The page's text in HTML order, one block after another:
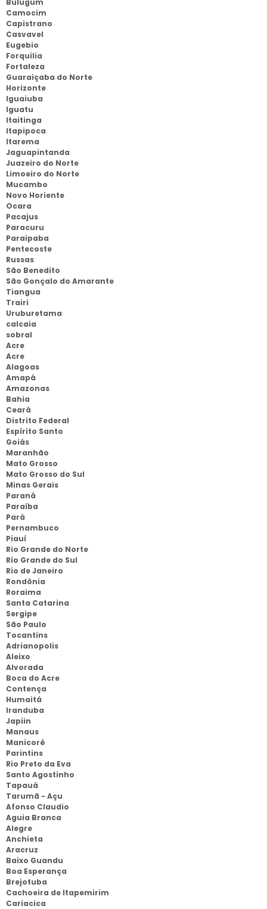
Bulugum
Camocim
Capistrano
Casvavel
Eugebio
Forquilia
Fortaleza
Guaraiçaba do Norte
Horizonte
Iguaiuba
Iguatu
Itaitinga
Itapipoca
Itarema
Jaguapintanda
Juazeiro do Norte
Limoeiro do Norte
Mucambo
Novo Horiente
Ocara
Pacajus
Paracuru
Paraipaba
Pentecoste
Russas
São Benedito
São Gonçalo do Amarante
Tiangua
Trairi
Uruburetama
calcaia
sobral
Acre
Acre
Alagoas
Amapá
Amazonas
Bahia
Ceará
Distrito Federal
Espírito Santo
Goiás
Maranhão
Mato Grosso
Mato Grosso do Sul
Minas Gerais
Paraná
Paraíba
Pará
Pernambuco
Piauí
Rio Grande do Norte
Rio Grande do Sul
Rio de Janeiro
Rondônia
Roraima
Santa Catarina
Sergipe
São Paulo
Tocantins
Adrianopolis
Aleixo
Alvorada
Boca do Acre
Contença
Humaitá
Iranduba
Japiin
Manaus
Manicoré
Parintins
Rio Preto da Eva
Santo Agostinho
Tapauá
Tarumã - Açu
Afonso Claudio
Aguia Branca
Alegre
Anchieta
Aracruz
Baixo Guandu
Boa Esperança
Brejotuba
Cachoeira de Itapemirim
Cariacica